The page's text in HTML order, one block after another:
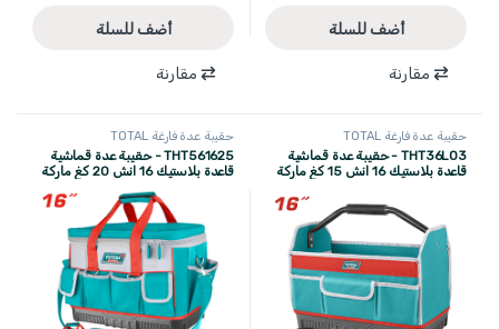
أضف للسلة
مقارنة
أضف للسلة
مقارنة
حقيبة عدة فارغة TOTAL
THT36L03 - حقيبة عدة قماشية
قاعدة بلاستيك 16 انش 15 كغ ماركة
حقيبة عدة فارغة TOTAL
THT561625 - حقيبة عدة قماشية
قاعدة بلاستيك 16 انش 20 كغ ماركة